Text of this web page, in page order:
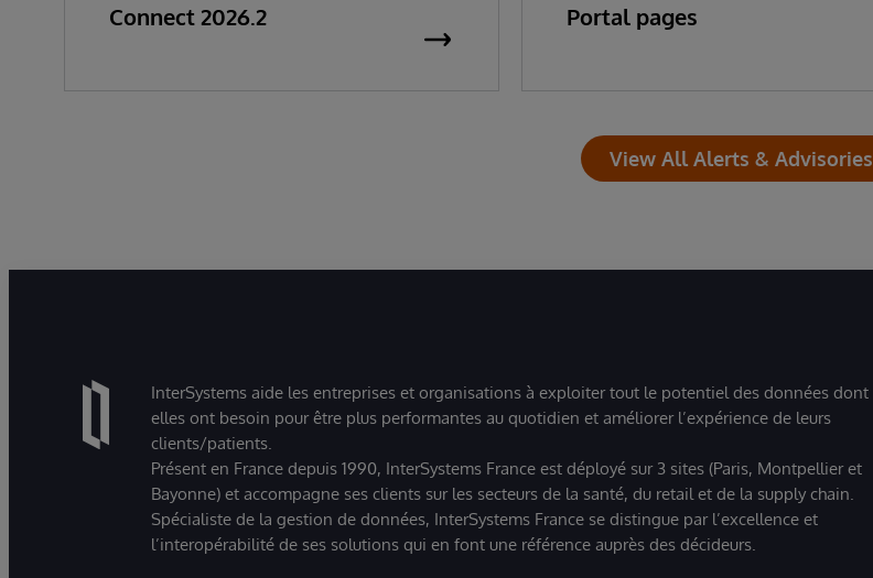
Connect 2026.2
Portal pages
View All Alerts & Advisories
InterSystems aide les entreprises et organisations à exploiter tout le potentiel des données dont
elles ont besoin pour être plus performantes au quotidien et améliorer l’expérience de leurs
clients/patients.
Présent en France depuis 1990, InterSystems France est déployé sur 3 sites (Paris, Montpellier et
Bayonne) et accompagne ses clients sur les secteurs de la santé, du retail et de la supply chain.
Spécialiste de la gestion de données, InterSystems France se distingue par l’excellence et
l’interopérabilité de ses solutions qui en font une référence auprès des décideurs.